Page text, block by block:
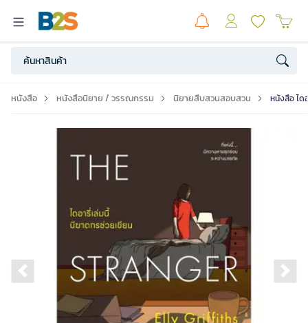
หนังสือ หนังสือนิยาย / วรรณกรรม นิยายสืบสวนสอบสวน หนังสือ ได
Previous slide